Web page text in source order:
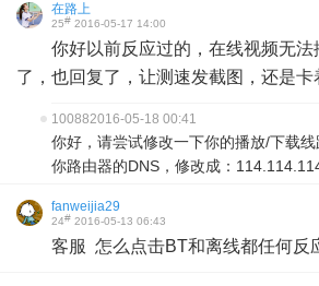
在路上
25# 2016-05-17 14:00
你好以前反应过的，在线视频无
了，也回复了，让测速发截图，还是卡
100882016-05-18 00:41
你好，请尝试修改一下你的播放/下载
你路由器的DNS，修改成：
fanweijia29
24# 2016-05-13 06:43
客服 怎么点击BT和离线都任何反